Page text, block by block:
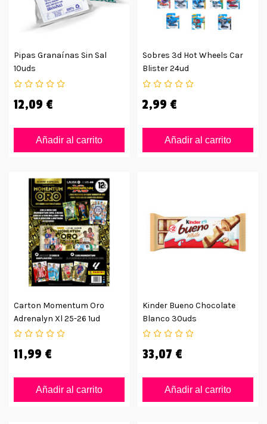
Pipas Granaínas Sin Sal
10uds
12,09 €
Añadir al carrito
Sobres 3d Hot Wheels Car
Blister 24ud
2,99 €
Añadir al carrito
Carton Momentum Oro
Adrenalyn Xl 25-26 1ud
11,99 €
Añadir al carrito
Kinder Bueno Chocolate
Blanco 30uds
33,07 €
Añadir al carrito